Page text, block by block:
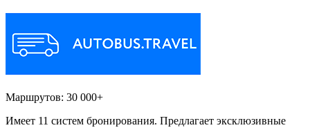
Маршрутов: 30 000+
Имеет 11 систем бронирования. Предлагает эксклюзивные